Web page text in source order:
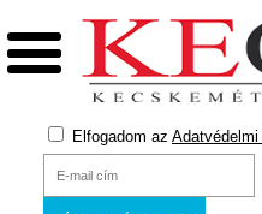
Elfogadom az